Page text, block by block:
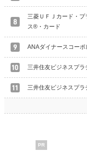
三菱ＵＦＪカード・
ス®・カード
ANAダイナースコーポ
三井住友ビジネスプラ
三井住友ビジネスプ
PR